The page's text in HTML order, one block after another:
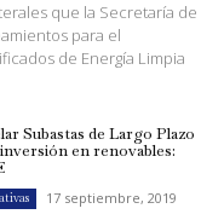
que la Secretaría de
para el
de Energía Limpia
Subastas de Largo Plazo
en renovables:
17 septiembre, 2019